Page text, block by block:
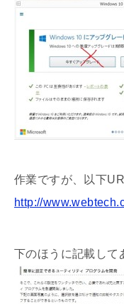
作業ですが、以下
http://
下のほうに記載して